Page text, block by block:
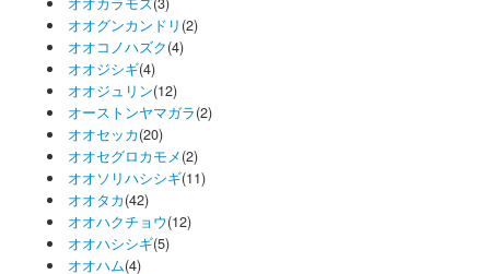
オオグンカンドリ (2)
オオコノハズク(4)
オオジシギ(4)
オオジュリン(12)
オーストンヤマガラ(2)
オオセッカ(20)
オオセグロカモメ(2)
オオソリハシシギ(11)
オオタカ(42)
オオハクチョウ(12)
オオハシシギ(5)
オオハム(4)